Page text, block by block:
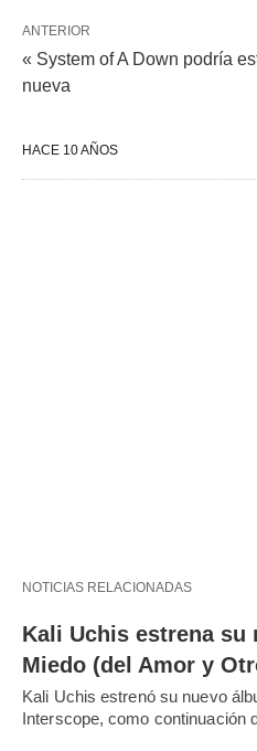
ANTERIOR
« System of A Down podría
nueva
HACE 10 AÑOS
NOTICIAS RELACIONADAS
Kali Uchis estrena su
Miedo (del Amor y
Kali Uchis estrenó su nuevo
Interscope, como continuación